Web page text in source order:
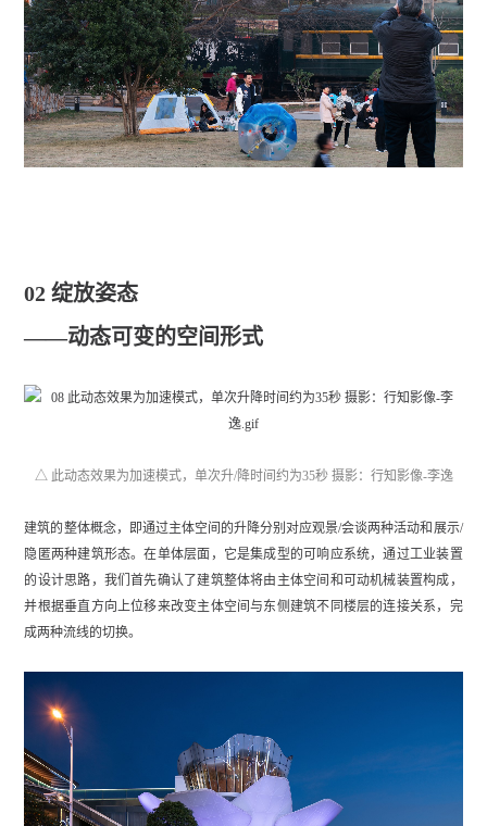
02 绽放姿态
——动态可变的空间形式
△ 此动态效果为加速模式，单次升/降时间约为35秒 摄影：行知影像-李逸
建筑的整体概念，即通过主体空间的升降分别对应观景/会谈两种活动和展示/
隐匿两种建筑形态。在单体层面，它是集成型的可响应系统，通过工业装置
的设计思路，我们首先确认了建筑整体将由主体空间和可动机械装置构成，
并根据垂直方向上位移来改变主体空间与东侧建筑不同楼层的连接关系，完
成两种流线的切换。